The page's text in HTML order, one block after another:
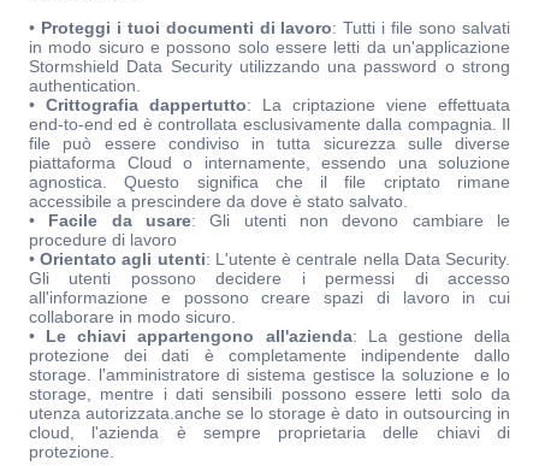
• Proteggi i tuoi documenti di lavoro: Tutti i file sono salvati
in modo sicuro e possono solo essere letti da un'applicazione
Stormshield Data Security utilizzando una password o strong
authentication.
• Crittografia dappertutto: La criptazione viene effettuata
end-to-end ed è controllata esclusivamente dalla compagnia. Il
file può essere condiviso in tutta sicurezza sulle diverse
piattaforma Cloud o internamente, essendo una soluzione
agnostica. Questo significa che il file criptato rimane
accessibile a prescindere da dove è stato salvato.
• Facile da usare: Gli utenti non devono cambiare le
procedure di lavoro
•Orientato agli utenti: L'utente è centrale nella Data Security.
Gli utenti possono decidere i permessi di accesso
all'informazione e possono creare spazi di lavoro in cui
collaborare in modo sicuro.
• Le chiavi appartengono all'azienda: La gestione della
protezione dei dati è completamente indipendente dallo
storage. l'amministratore di sistema gestisce la soluzione e lo
storage, mentre i dati sensibili possono essere letti solo da
utenza autorizzata.anche se lo storage è dato in outsourcing in
cloud, l'azienda è sempre proprietaria delle chiavi di
protezione.